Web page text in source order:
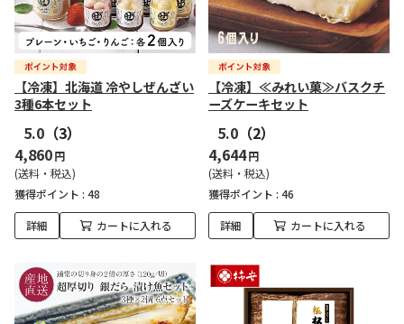
【冷凍】北海道 冷やしぜんざい
3種6本セット
5.0 （3）
4,860円
(送料・税込)
獲得ポイント : 48
詳細 カートに入れる
【冷凍】≪みれい菓≫バスクチ
ーズケーキセット
5.0 （2）
4,644円
(送料・税込)
獲得ポイント : 46
詳細 カートに入れる